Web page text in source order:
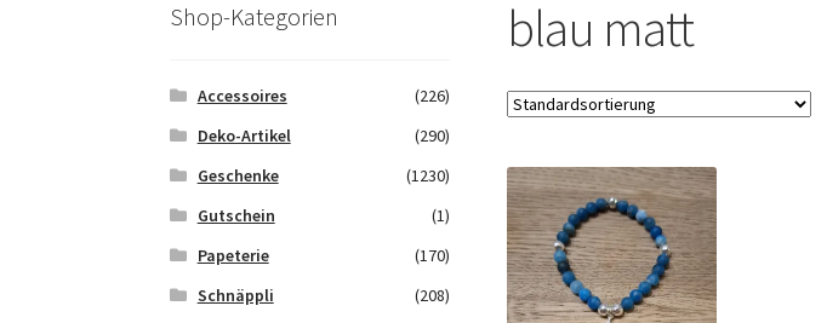
blau matt
Shop-Kategorien
Accessoires
(226)
Deko-Artikel
(290)
Geschenke
(1230)
Gutschein
(1)
Papeterie
(170)
Schnäppli
(208)